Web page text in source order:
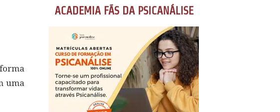
uma
ACADEMIA FÃS DA PSICANÁLISE